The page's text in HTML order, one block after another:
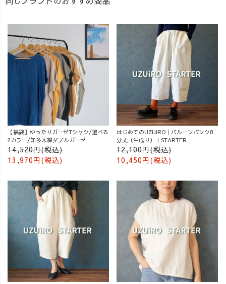
【福袋】ゆったりガーゼTシャツ/選べる
2カラー/知多木綿ダブルガーゼ
14,520円(税込)
13,970円(税込)
はじめてのUZUiRO｜バルーンパンツ8
分丈（生成り）｜STARTER
12,100円(税込)
10,450円(税込)